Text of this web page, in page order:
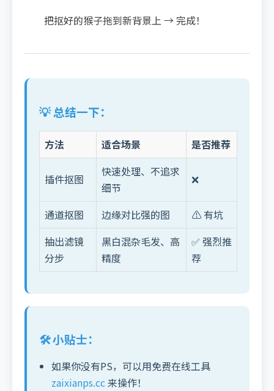
把抠好的猴子拖到新背景上 → 完成！
💡 总结一下：
方法 适合场景 是否推荐
插件抠图
快速处理、不追求
细节
❌
通道抠图 边缘对比强的图
⚠️ 有坑
抽出滤镜
分步
黑白混杂毛发、高
精度
✅ 强烈推
荐
🛠️ 小贴士：
如果你没有PS，可以用免费在线工具
zaixianps.cc来操作！